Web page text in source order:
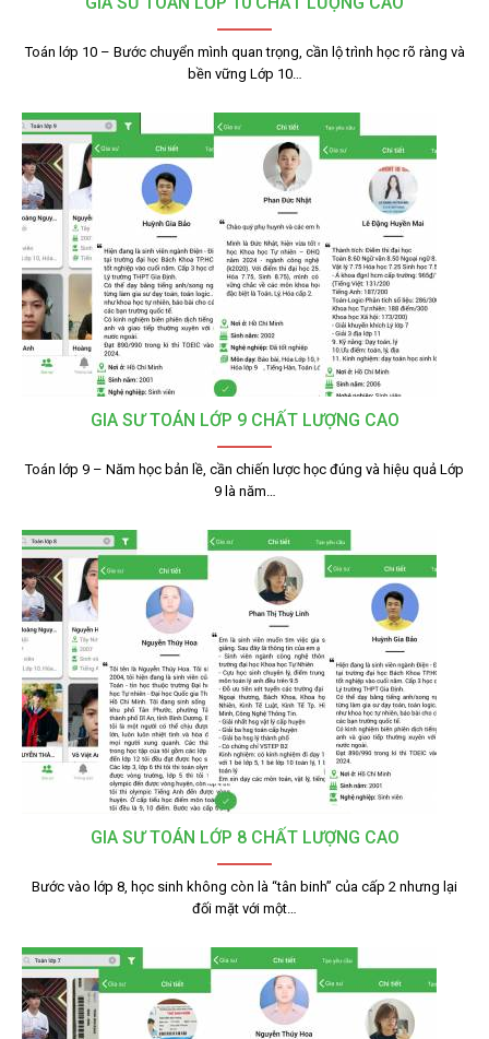
Toán lớp 10 – Bước chuyển mình quan trọng, cần lộ trình học rõ ràng và
bền vững Lớp 10…
GIA SƯ TOÁN LỚP 9 CHẤT LƯỢNG CAO
Toán lớp 9 – Năm học bản lề, cần chiến lược học đúng và hiệu quả Lớp
9 là năm…
GIA SƯ TOÁN LỚP 8 CHẤT LƯỢNG CAO
Bước vào lớp 8, học sinh không còn là “tân binh” của cấp 2 nhưng lại
đối mặt với một…